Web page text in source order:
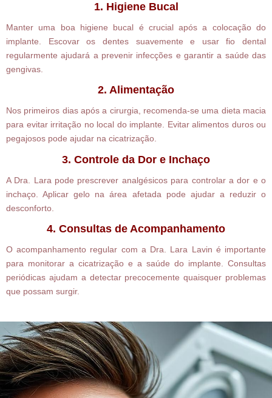
1. Higiene Bucal
Manter uma boa higiene bucal é crucial após a colocação do
implante. Escovar os dentes suavemente e usar fio dental
regularmente ajudará a prevenir infecções e garantir a saúde das
gengivas.
2. Alimentação
Nos primeiros dias após a cirurgia, recomenda-se uma dieta macia
para evitar irritação no local do implante. Evitar alimentos duros ou
pegajosos pode ajudar na cicatrização.
3. Controle da Dor e Inchaço
A Dra. Lara pode prescrever analgésicos para controlar a dor e o
inchaço. Aplicar gelo na área afetada pode ajudar a reduzir o
desconforto.
4. Consultas de Acompanhamento
O acompanhamento regular com a Dra. Lara Lavin é importante
para monitorar a cicatrização e a saúde do implante. Consultas
periódicas ajudam a detectar precocemente quaisquer problemas
que possam surgir.